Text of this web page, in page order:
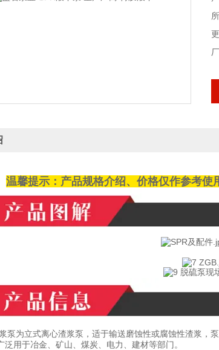
温馨提示：产品规格介绍、价格仅作参考使
泵为立式离心渣浆泵，适于输送磨蚀性或腐蚀性渣浆，
泛用于冶金、矿山、煤炭、电力、建材等部门。